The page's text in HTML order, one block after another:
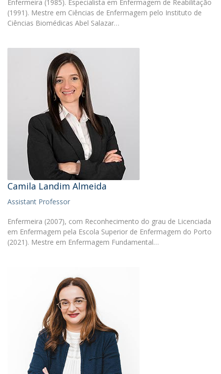
Enfermeira (1985). Especialista em Enfermagem de Reabilitação
(1991). Mestre em Ciências de Enfermagem pelo Instituto de
Ciências Biomédicas Abel Salazar…
Camila Landim Almeida
Assistant Professor
Enfermeira (2007), com Reconhecimento do grau de Licenciada
em Enfermagem pela Escola Superior de Enfermagem do Porto
(2021). Mestre em Enfermagem Fundamental…